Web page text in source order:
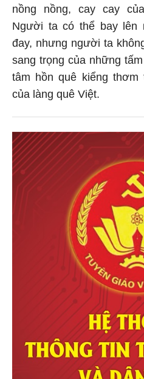
nồng nồng, cay cay
Người ta có thể bay lên
đay, nhưng người ta
sang trọng của những
tâm hồn quê kiểng
của làng quê Việt.